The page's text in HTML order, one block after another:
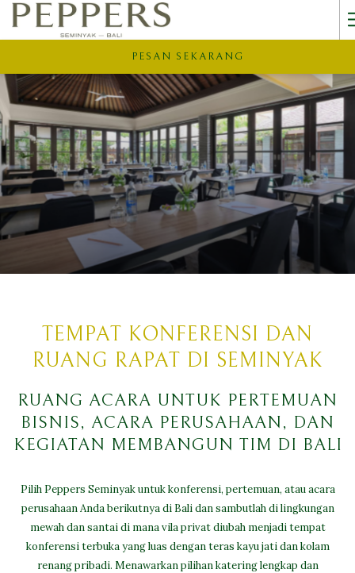
PESAN SEKARANG
TEMPAT KONFERENSI DAN
RUANG RAPAT DI SEMINYAK
RUANG ACARA UNTUK PERTEMUAN
BISNIS, ACARA PERUSAHAAN, DAN
KEGIATAN MEMBANGUN TIM DI BALI
Pilih Peppers Seminyak untuk konferensi, pertemuan, atau acara
perusahaan Anda berikutnya di Bali dan sambutlah di lingkungan
mewah dan santai di mana vila privat diubah menjadi tempat
konferensi terbuka yang luas dengan teras kayu jati dan kolam
renang pribadi. Menawarkan pilihan katering lengkap dan